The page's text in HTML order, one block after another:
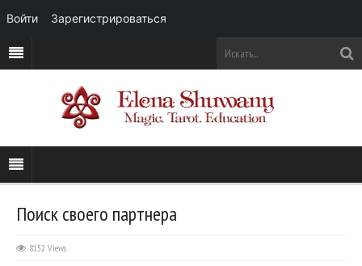
Поиск своего партнера
8152 Views
Войти Зарегистрироваться